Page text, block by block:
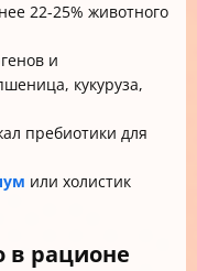
22-25% животного
и
кукуруза,
пребиотики для
или холистик
в рационе